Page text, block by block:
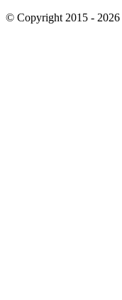
© Copyright 2015 - 2026